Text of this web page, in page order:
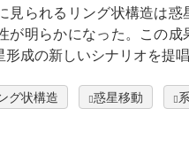
見られるリング状構造は
が明らかになった。この
成の新しいシナリオを提
グ状構造 惑星移動